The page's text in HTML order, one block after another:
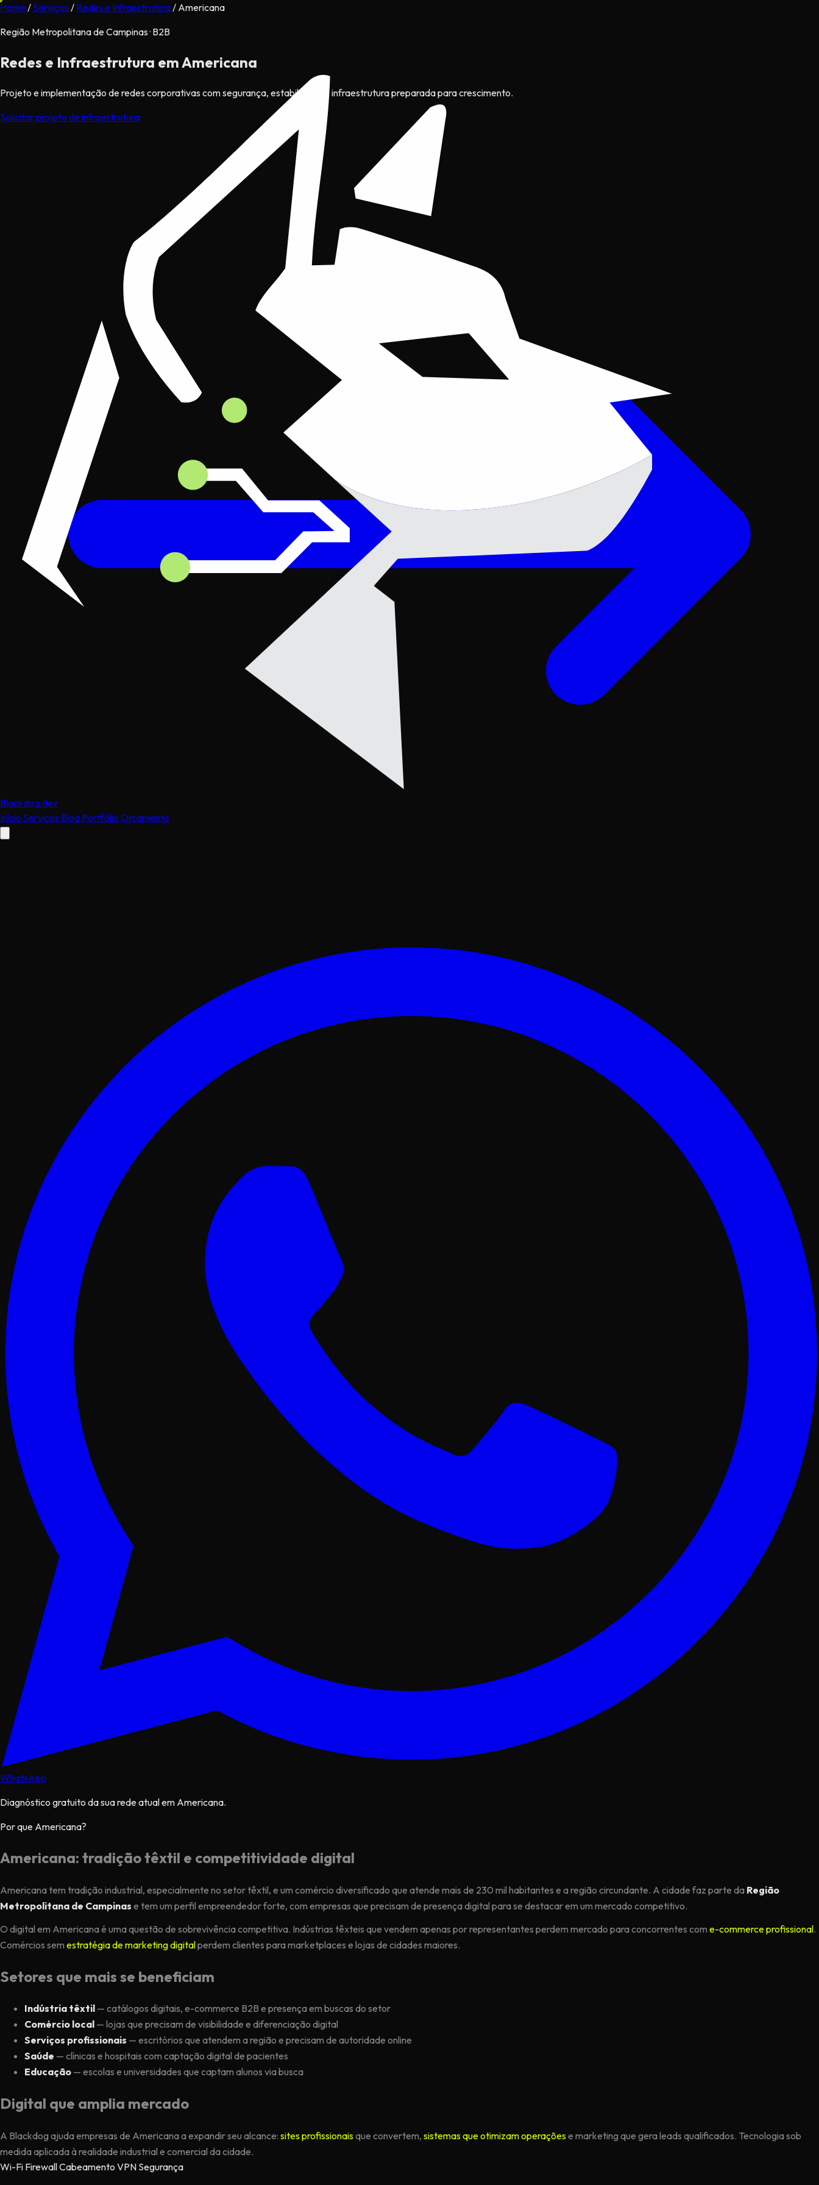
Blackdog.dev
Início Serviços Blog Portfólio Orçamento
Home/ Serviços / Redes e Infraestrutura/ Americana
Região Metropolitana de Campinas · B2B
Redes e Infraestrutura em Americana
Projeto e implementação de redes corporativas com segurança, estabilidade e infraestrutura preparada para crescimento.
Solicitar projeto de infraestrutura
WhatsApp
Diagnóstico gratuito da sua rede atual em Americana.
Por que Americana?
Americana: tradição têxtil e competitividade digital
Americana tem tradição industrial, especialmente no setor têxtil, e um comércio diversificado que atende mais de 230 mil habitantes e a região circundante. A cidade faz parte da Região
Metropolitana de Campinas e tem um perfil empreendedor forte, com empresas que precisam de presença digital para se destacar em um mercado competitivo.
O digital em Americana é uma questão de sobrevivência competitiva. Indústrias têxteis que vendem apenas por representantes perdem mercado para concorrentes com e-commerce profissional.
Comércios sem estratégia de marketing digitalperdem clientes para marketplaces e lojas de cidades maiores.
Setores que mais se beneficiam
Indústria têxtil — catálogos digitais, e-commerce B2B e presença em buscas do setor
Comércio local — lojas que precisam de visibilidade e diferenciação digital
Serviços profissionais — escritórios que atendem a região e precisam de autoridade online
Saúde — clínicas e hospitais com captação digital de pacientes
Educação — escolas e universidades que captam alunos via busca
Digital que amplia mercado
A Blackdog ajuda empresas de Americana a expandir seu alcance: sites profissionaisque convertem, sistemas que otimizam operaçõese marketing que gera leads qualificados. Tecnologia sob
medida aplicada à realidade industrial e comercial da cidade.
Wi-Fi FirewallCabeamento VPN Segurança